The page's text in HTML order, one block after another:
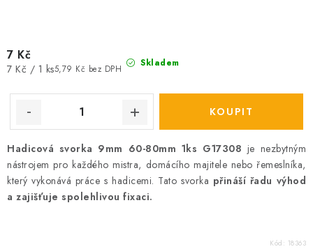
Skladem
5,79 Kč bez DPH
7 Kč
Měrná
7 Kč / 1 ks
Hadicová svorka 9mm 60-80mm 1ks G17308 je nezbytným
nástrojem pro každého mistra, domácího majitele nebo řemeslníka,
který vykonává práce s hadicemi. Tato svorka přináší řadu výhod
a zajišťuje spolehlivou fixaci.
Kód: 18363